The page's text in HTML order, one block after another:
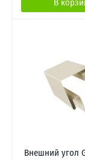
Внешний угол